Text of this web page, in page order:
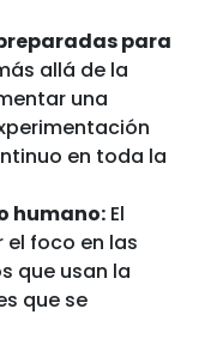
para
allá de la
una
en toda la
humano: El
foco en las
que usan la
que se